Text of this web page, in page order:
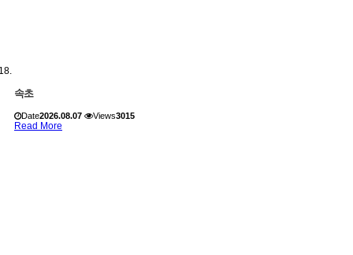
속초
Date2026.08.07 Views3015
Read More